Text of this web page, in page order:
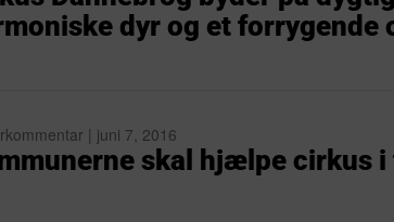
dyr og et forrygende
| juni 7, 2016
skal hjælpe cirkus